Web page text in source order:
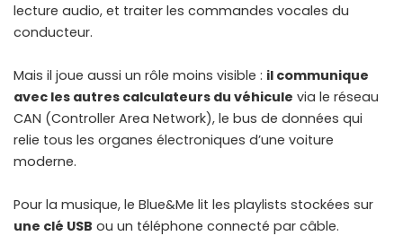
lecture audio, et traiter les commandes vocales du
conducteur.
Mais il joue aussi un rôle moins visible : il communique
avec les autres calculateurs du véhicule via le réseau
CAN (Controller Area Network), le bus de données qui
relie tous les organes électroniques d’une voiture
moderne.
Pour la musique, le Blue&Me lit les playlists stockées sur
une clé USB ou un téléphone connecté par câble.